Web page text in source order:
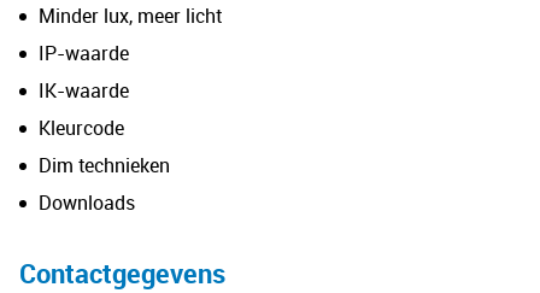
Minder lux, meer licht
IP-waarde
IK-waarde
Kleurcode
Dim technieken
Downloads
Contactgegevens